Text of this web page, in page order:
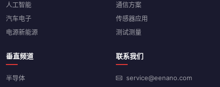
人工智能
汽车电子
电源新能源
通信方案
传感器应用
测试测量
垂直频道
半导体
联系我们
service@eenano.com